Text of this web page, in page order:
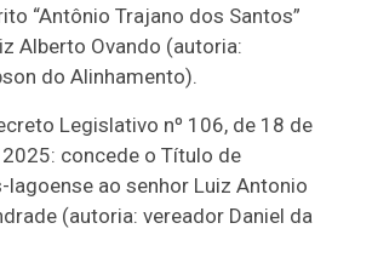
“Antônio Trajano dos Santos”
Alberto Ovando (autoria:
do Alinhamento).
Legislativo nº 106, de 18 de
concede o Título de
lagoense ao senhor Luiz Antonio
(autoria: vereador Daniel da